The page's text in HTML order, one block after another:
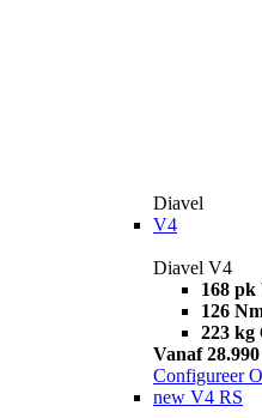
Diavel
V4
Diavel V4
168 pk
126
223 kg
Vanaf
Configureer
new V4 RS